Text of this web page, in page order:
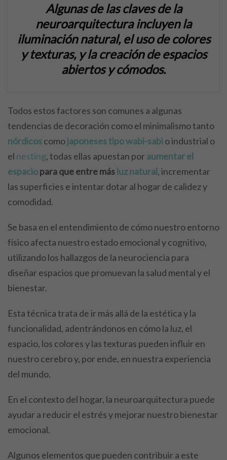
Algunas de las claves de la
neuroarquitectura incluyen la
iluminación natural, el uso de colores
y texturas, y la creación de espacios
abiertos y cómodos.
Todos estos factores son comunes a algunas
tendencias de decoración como el minimalismo tanto
nórdicoscomojaponeses tipo wabi-sabi o industrial o
el nesting, todas ellas apuestan poraumentar el
espaciopara que entre másluz natural, incrementar
las superficies e intentar dotar al hogar de calidez y
comodidad.
Se basa en el entendimiento de cómo nuestro entorno
físico afecta nuestro estado emocional y cognitivo,
utilizando los hallazgos de la neurociencia para
diseñar espacios que promuevan la salud mental y el
bienestar.
Esta técnica trata de ir más allá de la estética y la
funcionalidad, adentrándonos en cómo la luz, el
espacio, los colores y las texturas pueden influir en
nuestro cerebro y, por ende, en nuestra experiencia
del mundo.
En el contexto del hogar, la neuroarquitectura puede
ayudar a reducir el estrés y mejorar nuestro bienestar
emocional.
Algunos elementos que pueden contribuir a este